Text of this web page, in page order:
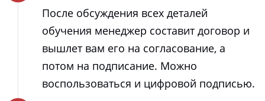
После обсуждения всех деталей
обучения менеджер составит договор и
вышлет вам его на согласование, а
потом на подписание. Можно
воспользоваться и цифровой подписью.